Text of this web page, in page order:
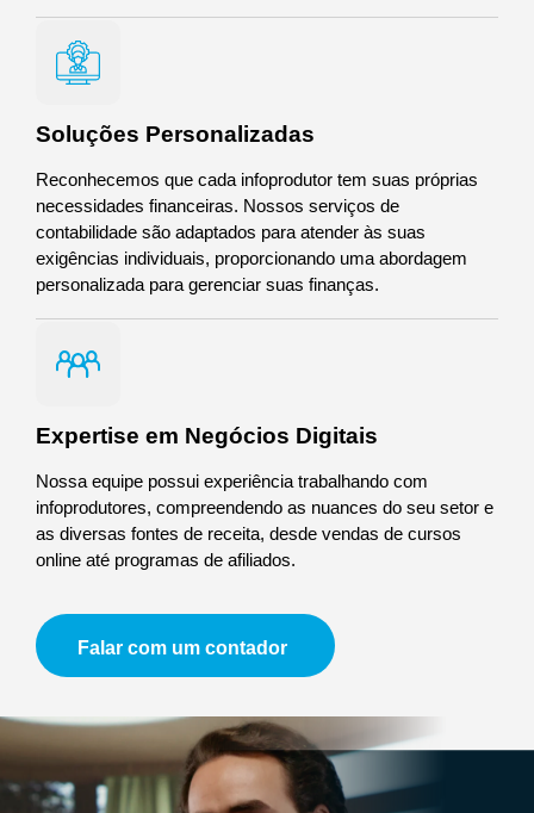
Soluções Personalizadas
Reconhecemos que cada infoprodutor tem suas próprias
necessidades financeiras. Nossos serviços de
contabilidade são adaptados para atender às suas
exigências individuais, proporcionando uma abordagem
personalizada para gerenciar suas finanças.
Expertise em Negócios Digitais
Nossa equipe possui experiência trabalhando com
infoprodutores, compreendendo as nuances do seu setor e
as diversas fontes de receita, desde vendas de cursos
online até programas de afiliados.
Falar com um contador